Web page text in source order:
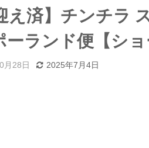
え済】チンチラ
ーランド便【シ
月28日 2025年7月4日